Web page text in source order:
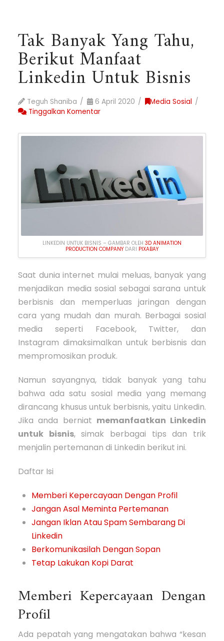
Tak Banyak Yang Tahu,
Berikut Manfaat
Linkedin Untuk Bisnis
Teguh Shaniba 6 April 2020
Media Sosial
Tinggalkan Komentar
LINKEDIN UNTUK BISNIS – GAMBAR OLEH 3D ANIMATION
PRODUCTION COMPANY DARI PIXABAY
Saat dunia internet mulai meluas, banyak yang
menjadikan media sosial sebagai sarana untuk
berbisnis dan memperluas jaringan dengan
cara yang mudah dan murah. Berbagai sosial
media seperti Facebook, Twitter, dan
Instagram dimaksimalkan untuk berbisnis dan
mempromosikan produk.
Namun sayangnya, tidak banyak yang tahu
bahwa ada satu sosial media yang memang
dirancang khusus untuk berbisnis, yaitu Linkedin.
Jika anda berniat memanfaatkan Linkedin
untuk bisnis, simak berbagai tips dan trik
menjalin pertemanan di Linkedin berikut ini.
Daftar Isi
Memberi Kepercayaan Dengan Profil
Jangan Asal Meminta Pertemanan
Jangan Iklan Atau Spam Sembarang Di
Linkedin
Berkomunikasilah Dengan Sopan
Tetap Lakukan Kopi Darat
Memberi Kepercayaan Dengan
Profil
Ada pepatah yang mengatakan bahwa “kesan